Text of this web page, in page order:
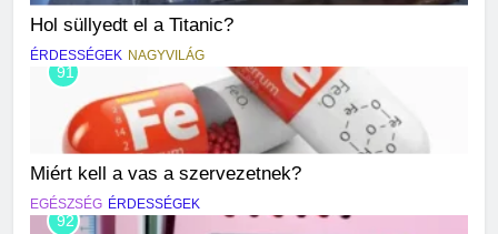
Hol süllyedt el a Titanic?
ÉRDESSÉGEK NAGYVILÁG
91
Miért kell a vas a szervezetnek?
EGÉSZSÉG ÉRDESSÉGEK
92